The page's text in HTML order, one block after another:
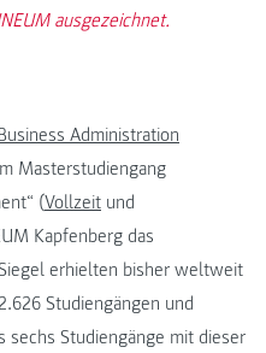
ausgezeichnet.
Administration
Masterstudiengang
(Vollzeit und
Kapfenberg das
erhielten bisher weltweit
Studiengängen und
sechs Studiengänge mit dieser